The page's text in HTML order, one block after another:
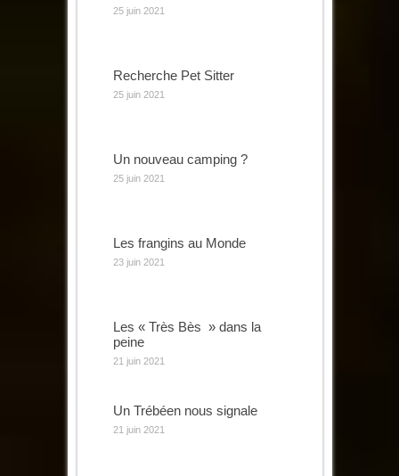
25 juin 2021
Recherche Pet Sitter
25 juin 2021
Un nouveau camping ?
25 juin 2021
Les frangins au Monde
23 juin 2021
Les « Très Bès » dans la
peine
21 juin 2021
Un Trébéen nous signale
21 juin 2021